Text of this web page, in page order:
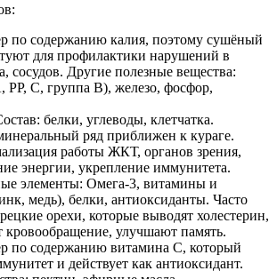
по содержанию калия, поэтому сушёный
для профилактики нарушений в
сосудов. Другие полезные вещества:
C, группа B), железо, фосфор,
белки, углеводы, клетчатка.
ряд приближен к кураге.
работы ЖКТ, органов зрения,
энергии, укрепление иммунитета.
элементы: Омега-3, витамины и
медь), белки, антиоксиданты. Часто
орехи, которые выводят холестерин,
кровообращение, улучшают память.
по содержанию витамина C, который
и действует как антиоксидант.